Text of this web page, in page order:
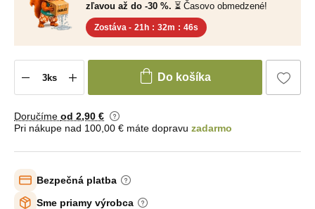
zľavou až do -30 %. ⏳ Časovo obmedzené!
Zostáva - 21h : 32m : 45s
Do košíka
Doručíme od 2,90 €
Pri nákupe nad 100,00 € máte dopravu zadarmo
Bezpečná platba
Sme priamy výrobca